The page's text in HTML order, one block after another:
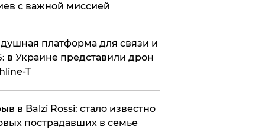
с важной миссией
платформа для связи и
в Украине представили дрон
T
в Balzi Rossi: стало известно
пострадавших в семье